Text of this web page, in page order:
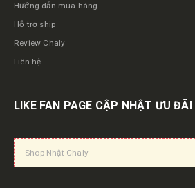
Hướng dẫn mua hàng
Hỗ trợ ship
Review Chaly
Liên hệ
LIKE FAN PAGE CẬP NHẬT ƯU ĐÃI
Shop Nhật Chaly